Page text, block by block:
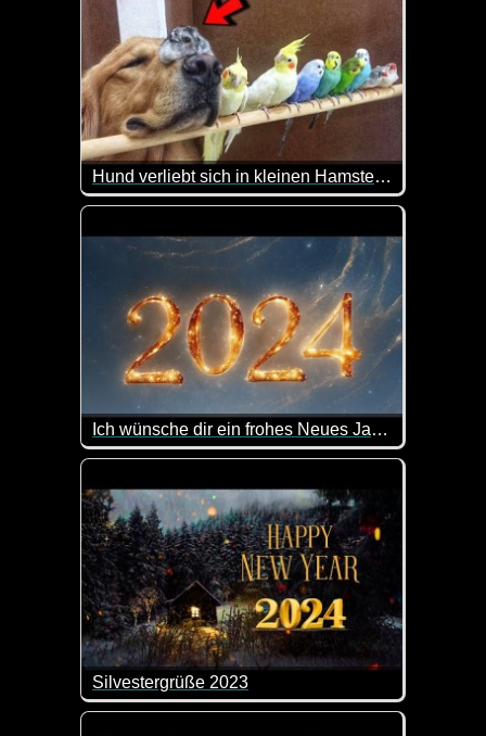
Hund verliebt sich in kleinen Hamster und 8 Vögel, mit denen er als Welpe aufgewachsen ist
Bob lebt mit seinem Besitzer, einem Hamster und
Ich wünsche dir ein frohes Neues Jahr 2024
Ja, das Jahr 2023 war sehr durchwachsen. Ich
Silvestergrüße 2023
Das ist doch ein sehr guter Vorschlag.